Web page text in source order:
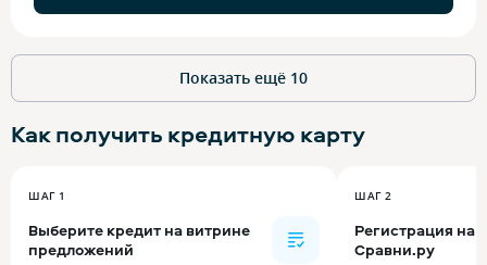
Показать ещё 10
Как получить кредитную карту
ШАГ 1
Выберите кредит на витрине
предложений
ШАГ 2
Регистрация на
Сравни.ру